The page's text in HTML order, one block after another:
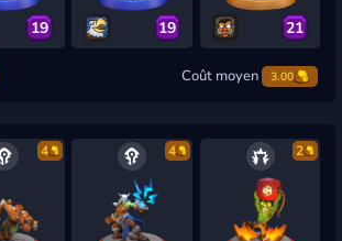
19 19 21
Coût moyen 3.00
4 4 2